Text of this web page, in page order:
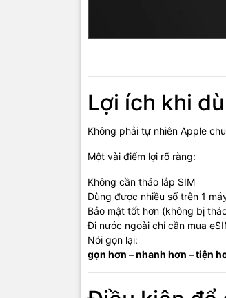
Lợi ích khi
Không phải tự nhiên Apple
Một vài điểm lợi rõ ràng:
Không cần tháo lắp SIM
Dùng được nhiều số trên 1
Bảo mật tốt hơn (không bị
Đi nước ngoài chỉ cần mua
Nói gọn lại:
gọn hơn – nhanh hơn – tiện